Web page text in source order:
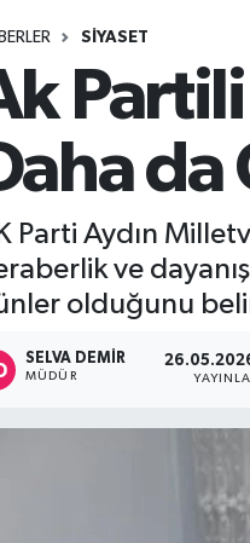
SİYASET
Parti Aydın
ve
olduğunu
SELVA DEMIR
MÜDÜR